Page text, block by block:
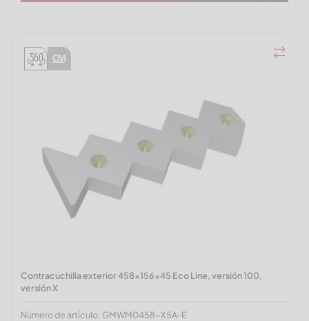
Contracuchilla exterior 458x156x45 Eco Line, versión 100,
versión X
Número de artículo: GMWM0458-X5A-E